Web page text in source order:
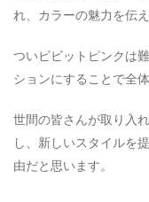
れ、カラーの魅力を伝
ついビビットピンクは
ションにすることで全
世間の皆さんが取り入
し、新しいスタイルを
由だと思います。